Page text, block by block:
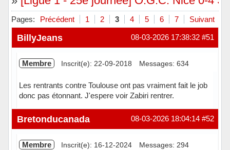
Pages: Précédent 1 2 3 4 5 6 7 Suivant
#51
08-03-2026 17:38:32
BillyJeans
Membre Inscrit(e): 22-09-2018 Messages: 634
Les rentrants contre Toulouse ont pas vraiment fait le job
donc pas étonnant. J'espere voir Zabiri rentrer.
Hors ligne #52
08-03-2026 18:04:14
Bretonducanada
Membre Inscrit(e): 16-12-2024 Messages: 294